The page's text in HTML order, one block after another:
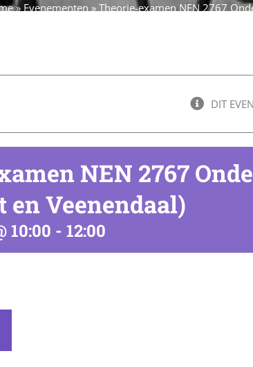
»Evenementen»Theorie-examen NEN 2767
DIT
NEN 2767
en Veenendaal)
10:00 - 12:00